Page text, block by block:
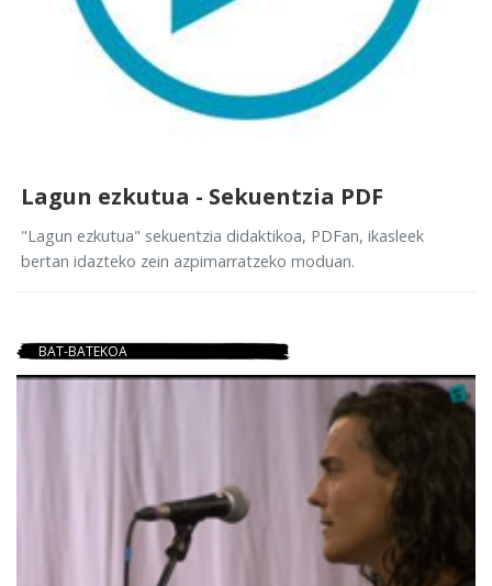
Lagun ezkutua - Sekuentzia PDF
"Lagun ezkutua" sekuentzia didaktikoa, PDFan, ikasleek
bertan idazteko zein azpimarratzeko moduan.
BAT-BATEKOA